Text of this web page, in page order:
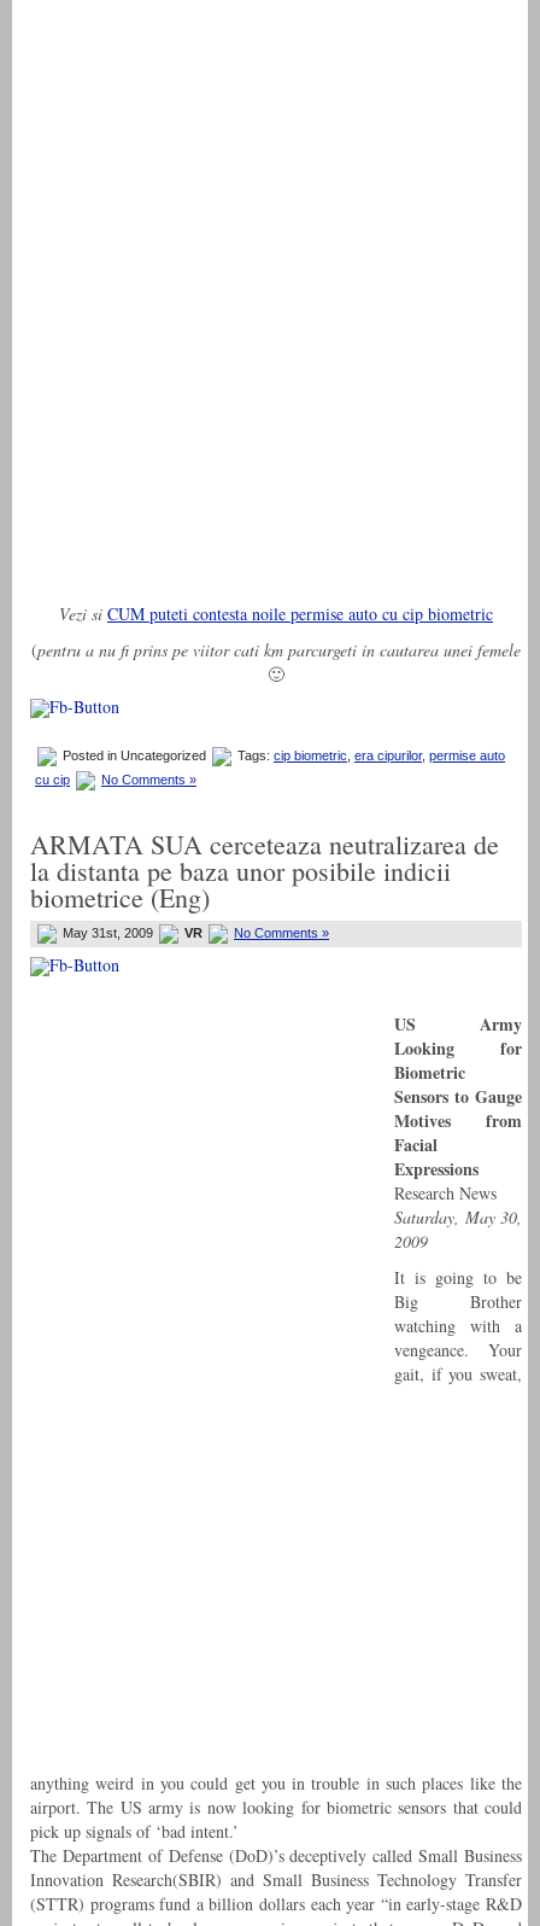
Vezi si CUM puteti contesta noile permise auto cu cip biometric
(pentru a nu fi prins pe viitor cati km parcurgeti in cautarea unei femele
🙂
Posted in Uncategorized Tags: cip biometric era cipurilor, permise auto
cu cip
No Comments »
ARMATA SUA cerceteaza neutralizarea de
la distanta pe baza unor posibile indicii
biometrice (Eng)
May 31st, 2009 VR No Comments »
US Army
Looking for
Biometric
Sensors to Gauge
Motives from
Facial
Expressions
Research News
Saturday, May 30,
2009
It is going to be
Big Brother
watching with a
vengeance. Your
gait, if you sweat,
anything weird in you could get you in trouble in such places like the
airport. The US army is now looking for biometric sensors that could
pick up signals of ‘bad intent.’
The Department of Defense (DoD)’s deceptively called Small Business
Innovation Research(SBIR) and Small Business Technology Transfer
(STTR) programs fund a billion dollars each year “in early-stage R&D